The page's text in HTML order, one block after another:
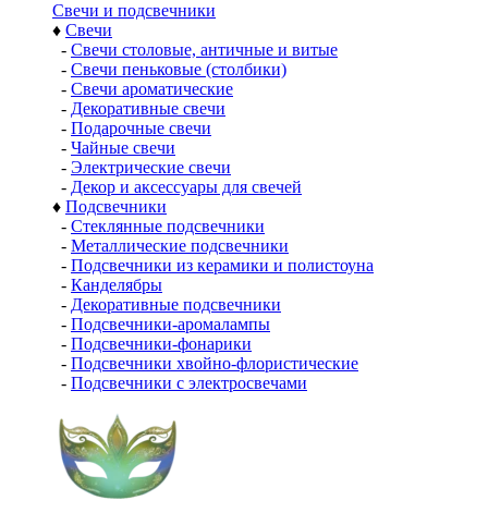
Свечи и подсвечники
♦ Свечи
- Свечи столовые, античные и витые
- Свечи пеньковые (столбики)
- Свечи ароматические
- Декоративные свечи
- Подарочные свечи
- Чайные свечи
- Электрические свечи
- Декор и аксессуары для свечей
♦ Подсвечники
- Стеклянные подсвечники
- Металлические подсвечники
- Подсвечники из керамики и полистоуна
- Канделябры
- Декоративные подсвечники
- Подсвечники-аромалампы
- Подсвечники-фонарики
- Подсвечники хвойно-флористические
- Подсвечники с электросвечами